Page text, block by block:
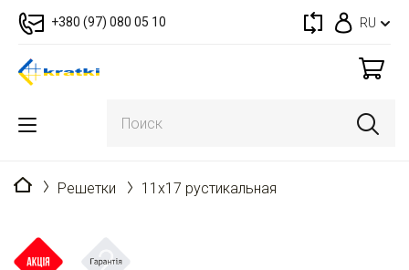
+380 (97) 080 05 10 RU
Главная
Решетки 11x17 рустикальная